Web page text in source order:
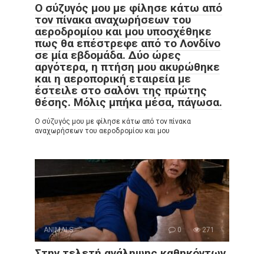
Ο σύζυγός μου με φίλησε κάτω από
τον πίνακα αναχωρήσεων του
αεροδρομίου και μου υποσχέθηκε
πως θα επέστρεφε από το Λονδίνο
σε μία εβδομάδα. Δύο ώρες
αργότερα, η πτήση μου ακυρώθηκε
και η αεροπορική εταιρεία με
έστειλε στο σαλόνι της πρώτης
θέσης. Μόλις μπήκα μέσα, πάγωσα.
Ο σύζυγός μου με φίλησε κάτω από τον πίνακα
αναχωρήσεων του αεροδρομίου και μου
ANIMALS 0 271